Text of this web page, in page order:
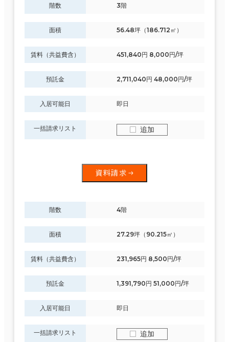
階数 3階
面積 56.48坪（186.712㎡）
賃料（共益費含） 451,840円 8,000円/坪
預託金 2,711,040円 48,000円/坪
入居可能日 即日
一括請求リスト 追加
資料請求
階数 4階
面積 27.29坪（90.215㎡）
賃料（共益費含） 231,965円 8,500円/坪
預託金 1,391,790円 51,000円/坪
入居可能日 即日
一括請求リスト 追加